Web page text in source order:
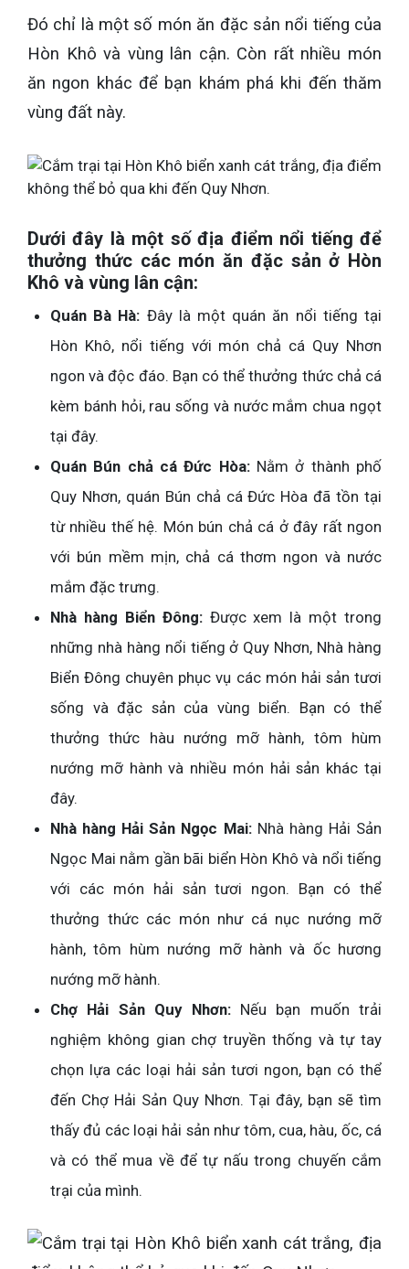
Đó chỉ là một số món ăn đặc sản nổi tiếng của
Hòn Khô và vùng lân cận. Còn rất nhiều món
ăn ngon khác để bạn khám phá khi đến thăm
vùng đất này.
Dưới đây là một số địa điểm nổi tiếng để
thưởng thức các món ăn đặc sản ở Hòn
Khô và vùng lân cận:
Quán Bà Hà: Đây là một quán ăn nổi tiếng tại
Hòn Khô, nổi tiếng với món chả cá Quy Nhơn
ngon và độc đáo. Bạn có thể thưởng thức chả cá
kèm bánh hỏi, rau sống và nước mắm chua ngọt
tại đây.
Quán Bún chả cá Đức Hòa: Nằm ở thành phố
Quy Nhơn, quán Bún chả cá Đức Hòa đã tồn tại
từ nhiều thế hệ. Món bún chả cá ở đây rất ngon
với bún mềm mịn, chả cá thơm ngon và nước
mắm đặc trưng.
Nhà hàng Biển Đông: Được xem là một trong
những nhà hàng nổi tiếng ở Quy Nhơn, Nhà hàng
Biển Đông chuyên phục vụ các món hải sản tươi
sống và đặc sản của vùng biển. Bạn có thể
thưởng thức hàu nướng mỡ hành, tôm hùm
nướng mỡ hành và nhiều món hải sản khác tại
đây.
Nhà hàng Hải Sản Ngọc Mai: Nhà hàng Hải Sản
Ngọc Mai nằm gần bãi biển Hòn Khô và nổi tiếng
với các món hải sản tươi ngon. Bạn có thể
thưởng thức các món như cá nục nướng mỡ
hành, tôm hùm nướng mỡ hành và ốc hương
nướng mỡ hành.
Chợ Hải Sản Quy Nhơn: Nếu bạn muốn trải
nghiệm không gian chợ truyền thống và tự tay
chọn lựa các loại hải sản tươi ngon, bạn có thể
đến Chợ Hải Sản Quy Nhơn. Tại đây, bạn sẽ tìm
thấy đủ các loại hải sản như tôm, cua, hàu, ốc, cá
và có thể mua về để tự nấu trong chuyến cắm
trại của mình.